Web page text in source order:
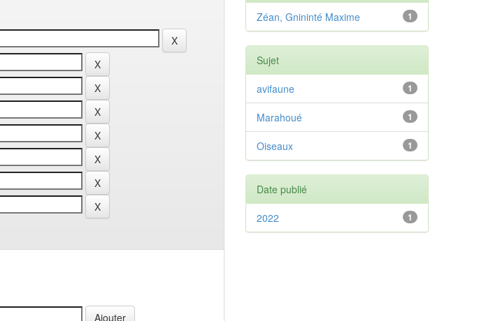
1
Zéan, Gnininté Maxime
Sujet
1
avifaune
1
Marahoué
1
Oiseaux
Date publié
1
2022